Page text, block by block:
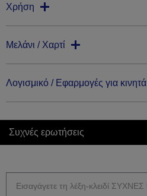
Χρήση
Μελάνι / Χαρτί
Λογισμικό / Εφαρμογές για κινητά
Συχνές ερωτήσεις